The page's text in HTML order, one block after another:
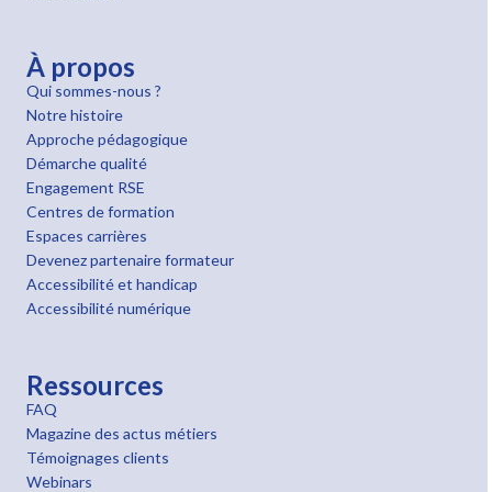
À propos
Qui sommes-nous ?
Notre histoire
Approche pédagogique
Démarche qualité
Engagement RSE
Centres de formation
Espaces carrières
Devenez partenaire formateur
Accessibilité et handicap
Accessibilité numérique
Ressources
FAQ
Magazine des actus métiers
Témoignages clients
Webinars